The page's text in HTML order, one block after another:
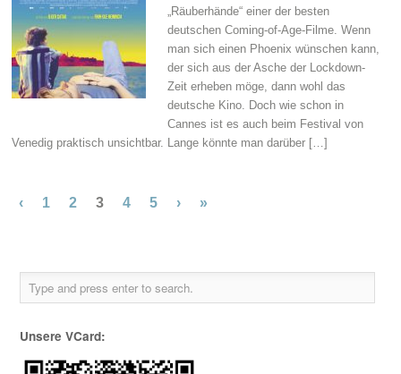
„Räuberhände“ einer der besten
deutschen Coming-of-Age-Filme. Wenn
man sich einen Phoenix wünschen kann,
der sich aus der Asche der Lockdown-
Zeit erheben möge, dann wohl das
deutsche Kino. Doch wie schon in
Cannes ist es auch beim Festival von
Venedig praktisch unsichtbar. Lange könnte man darüber […]
‹ 1 2 3 4 5 › »
Unsere VCard: